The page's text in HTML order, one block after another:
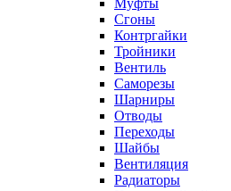
Муфты
Сгоны
Контргайки
Тройники
Вентиль
Саморезы
Шарниры
Отводы
Переходы
Шайбы
Вентиляция
Радиаторы